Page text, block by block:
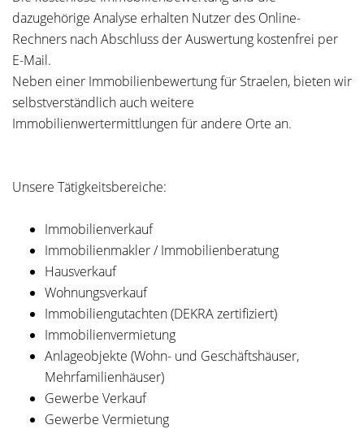
dazugehörige Analyse erhalten Nutzer des Online-
Rechners nach Abschluss der Auswertung kostenfrei per
E-Mail.
Neben einer Immobilienbewertung für Straelen, bieten wir
selbstverständlich auch weitere
Immobilienwertermittlungen für andere Orte an.
Unsere Tätigkeitsbereiche:
Immobilienverkauf
Immobilienmakler / Immobilienberatung
Hausverkauf
Wohnungsverkauf
Immobiliengutachten (DEKRA zertifiziert)
Immobilienvermietung
Anlageobjekte (Wohn- und Geschäftshäuser,
Mehrfamilienhäuser)
Gewerbe Verkauf
Gewerbe Vermietung